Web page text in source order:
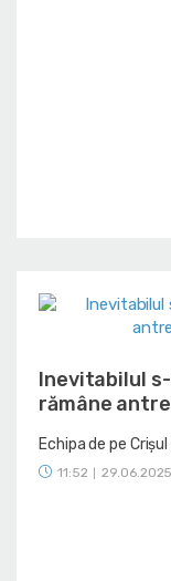
Inevitabilul
rămâne
Echipa de pe
11:52 29.06.2025